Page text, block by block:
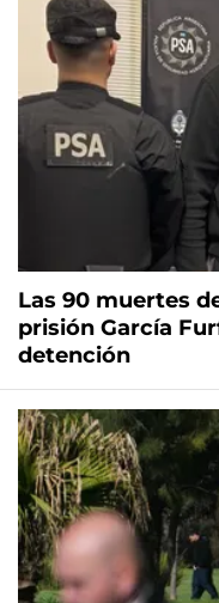
Las 90 muertes
prisión García
detención